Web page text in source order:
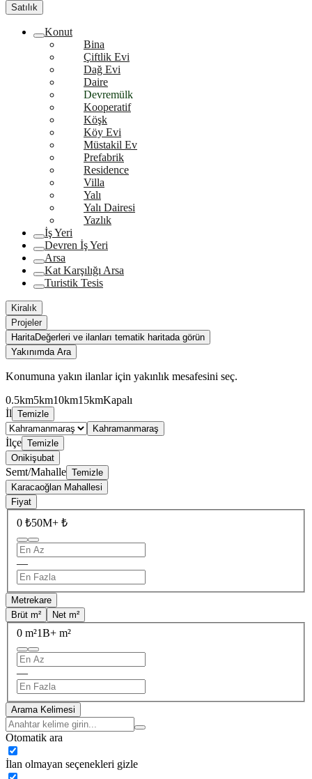
Satılık
Konut
Bina
Çiftlik Evi
Dağ Evi
Daire
Devremülk
Kooperatif
Köşk
Köy Evi
Müstakil Ev
Prefabrik
Residence
Villa
Yalı
Yalı Dairesi
Yazlık
İş Yeri
Devren İş Yeri
Arsa
Kat Karşılığı Arsa
Turistik Tesis
Kiralık
Projeler
HaritaDeğerleri ve ilanları tematik haritada görün
Yakınımda Ara
Konumuna yakın ilanlar için yakınlık mesafesini seç.
0.5km5km10km15kmKapalı
İl Temizle
Kahramanmaraş
İlçe Temizle
Onikişubat
Semt/Mahalle Temizle
Karacaoğlan Mahallesi
Fiyat
0 ₺50M+ ₺
—
Metrekare
Brüt m²
Net m²
0 m²1B+ m²
—
Arama Kelimesi
Otomatik ara
İlan olmayan seçenekleri gizle